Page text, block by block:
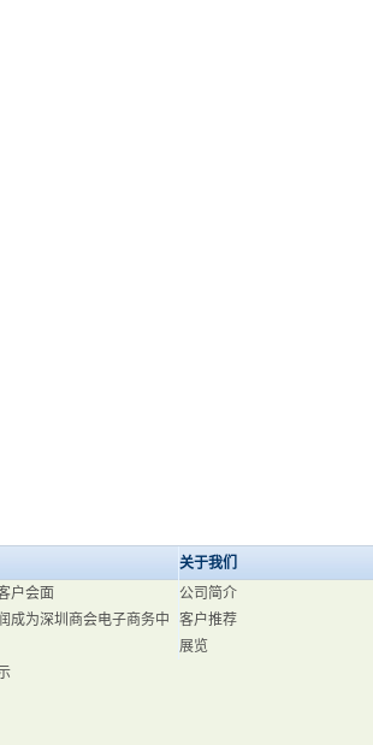
户会面
成为深圳商会电子商务中
关于我们
公司简介
客户推荐
展览